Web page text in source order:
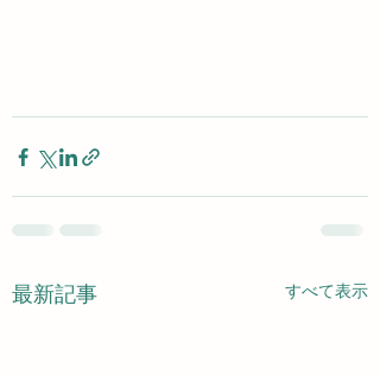
最新記事 すべて表示